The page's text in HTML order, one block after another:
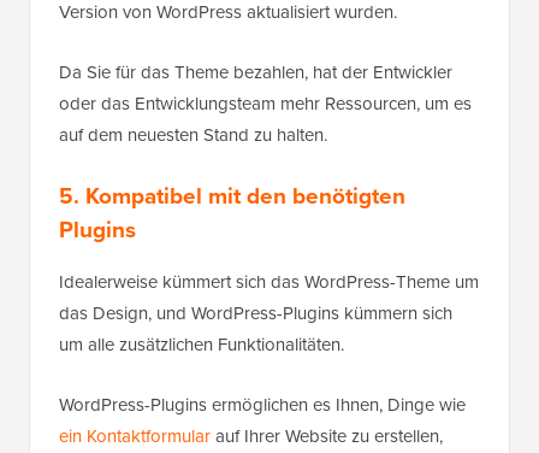
Version von WordPress aktualisiert wurden.
Da Sie für das Theme bezahlen, hat der Entwickler
oder das Entwicklungsteam mehr Ressourcen, um es
auf dem neuesten Stand zu halten.
5. Kompatibel mit den benötigten
Plugins
Idealerweise kümmert sich das WordPress-Theme um
das Design, und WordPress-Plugins kümmern sich
um alle zusätzlichen Funktionalitäten.
WordPress-Plugins ermöglichen es Ihnen, Dinge wie
ein Kontaktformularauf Ihrer Website zu erstellen,